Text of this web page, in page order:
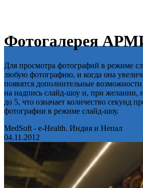
Фотогалерея
Для просмотра фотографий в режиме
любую фотографию, и когда она
появятся дополнительные
на надпись слайд-шоу и, при желании,
до 5, что означает количество секунд
фотографии в режиме слайд-шоу.
MedSoft - e-Health. Индия и Непал
04.11.2012